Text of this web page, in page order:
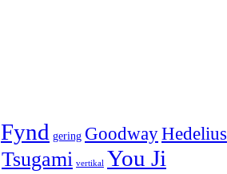
Fynd gering GoodwayHedelius
Tsugami vertikal You Ji